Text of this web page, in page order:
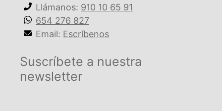
Llámanos: 910 10 65 91
654 276 827
Email: Escríbenos
Suscríbete a nuestra
newsletter